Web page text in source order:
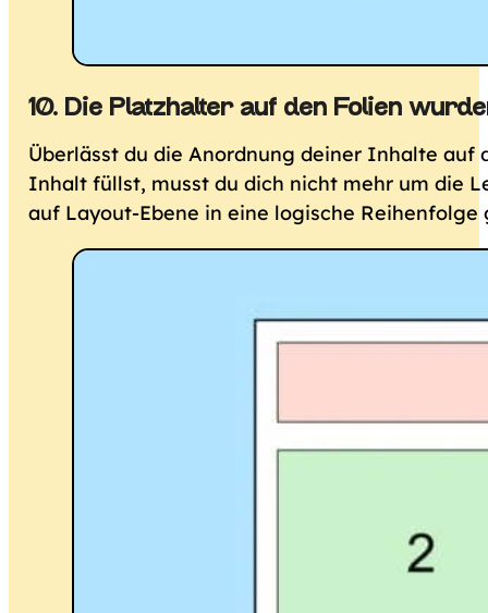
10. Die Platzhalter auf den Folien
Überlässt du die Anordnung deiner Inhalte
Inhalt füllst, musst du dich nicht mehr um die
auf Layout-Ebene in eine logische Reihenfolge